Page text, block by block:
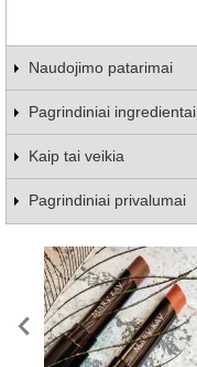
Naudojimo patarimai
Pagrindiniai ingredientai
Kaip tai veikia
Pagrindiniai privalumai